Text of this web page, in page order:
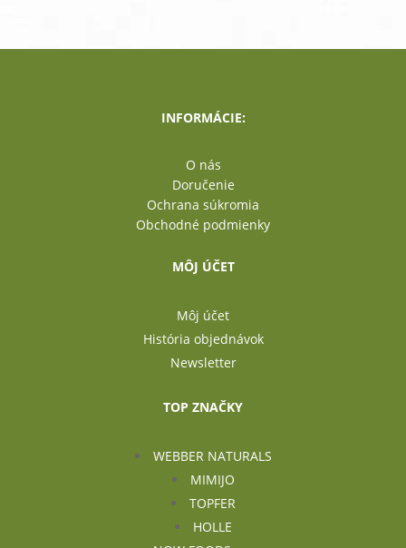
INFORMÁCIE:
O nás
Doručenie
Ochrana súkromia
Obchodné podmienky
MÔJ ÚČET
Môj účet
História objednávok
Newsletter
TOP ZNAČKY
WEBBER NATURALS
MIMIJO
TOPFER
HOLLE